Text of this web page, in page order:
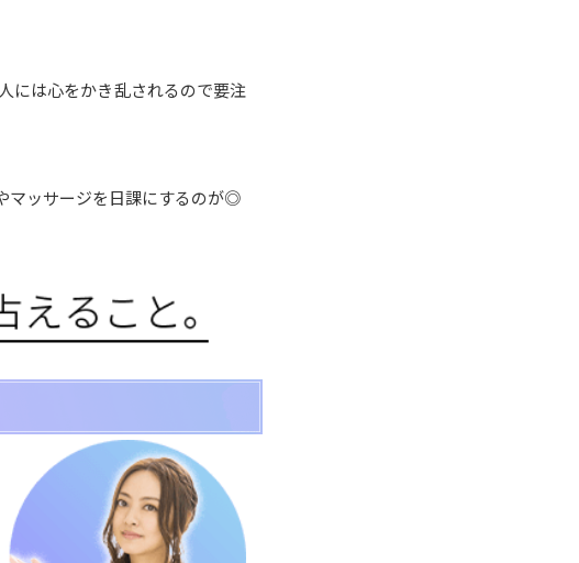
には心をかき乱されるので要注
マッサージを日課にするのが◎